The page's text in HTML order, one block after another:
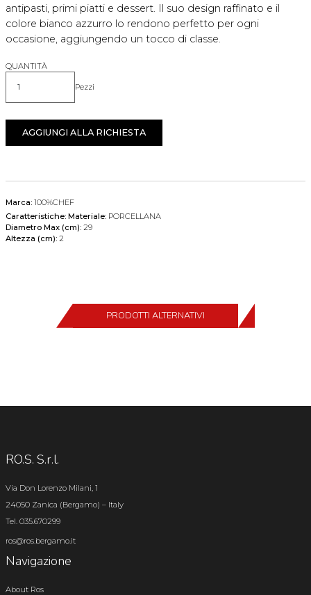
antipasti, primi piatti e dessert. Il suo design raffinato e il
colore bianco azzurro lo rendono perfetto per ogni
occasione, aggiungendo un tocco di classe.
QUANTITÀ
Quantità Pezzi
AGGIUNGI ALLA RICHIESTA
Marca: 100%CHEF
Caratteristiche: Materiale: PORCELLANA
Diametro Max (cm): 29
Altezza (cm): 2
PRODOTTI ALTERNATIVI
RO.S. S.r.l.
Via Don Lorenzo Milani, 1
24050 Zanica (Bergamo) – Italy
Tel. 035.670299
ros@ros.bergamo.it
Navigazione
About Ros